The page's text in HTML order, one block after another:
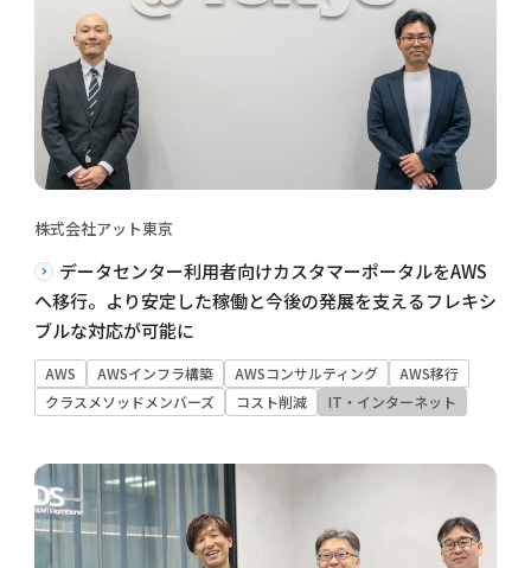
株式会社アット東京
データセンター利用者向けカスタマーポータルをAWS
へ移行。より安定した稼働と今後の発展を支えるフレキシ
ブルな対応が可能に
AWS AWSインフラ構築 AWSコンサルティング
AWS移行
クラスメソッドメンバーズ
コスト削減 IT・インターネット